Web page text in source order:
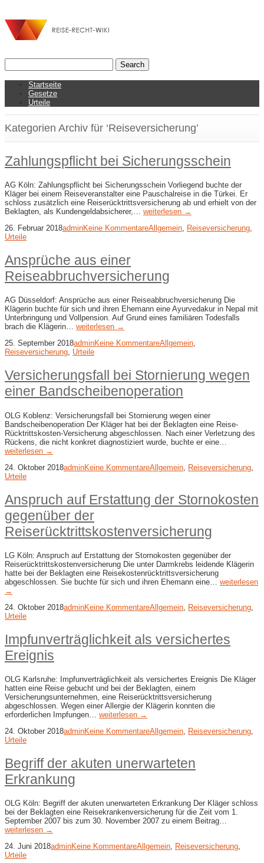
Startseite
Gesetze
Urteile
Kategorien Archiv für ‘Reiseversicherung’
Zahlungspflicht bei Sicherungsschein
AG Köln: Zahlungspflicht bei Sicherungsschein Vorliegend buchte der
Kläger bei einem Reiseveranstalter eine Pauschalreise in die Türkei. Er
schloss zusätzlich eine Reiserücktrittsversicherung ab und erhielt von der
Beklagten, als Kundengeldabsicherer,… weiterlesen →
26. Februar 2018adminKeine KommentareAllgemein, Reiseversicherung,
Urteile
Ansprüche aus einer
Reiseabbruchversicherung
AG Düsseldorf: Ansprüche aus einer Reiseabbruchversicherung Die
Klägerin buchte für sich und ihren Ehemann eine Ayurvedakur in Nepal mit
Unterbringung und Vollpension. Auf Grund eines familiären Todesfalls
brach die Klägerin… weiterlesen →
25. September 2018adminKeine KommentareAllgemein,
Reiseversicherung, Urteile
Versicherungsfall bei Stornierung wegen
einer Bandscheibenoperation
OLG Koblenz: Versicherungsfall bei Stornierung wegen einer
Bandscheibenoperation Der Kläger hat bei der Beklagten eine Reise-
Rücktrittskosten-Versicherung abgeschlossen. Nach einer Verletzung des
Rückens, die nicht konkret diagnostiziert wurde, buchte er eine…
weiterlesen →
24. Oktober 2018adminKeine KommentareAllgemein Reiseversicherung
Urteile
Anspruch auf Erstattung der Stornokosten
gegenüber der
Reiserücktrittskostenversicherung
LG Köln: Anspruch auf Erstattung der Stornokosten gegenüber der
Reiserücktrittskostenversicherung Die unter Darmkrebs leidende Klägerin
hatte bei der Beklagten eine Reisekostenrücktrittsversicherung
abgeschlossen. Sie buchte für sich und ihren Ehemann eine… weiterlesen
→
24. Oktober 2018adminKeine KommentareAllgemein Reiseversicherung
Urteile
Impfunverträglichkeit als versichertes
Ereignis
OLG Karlsruhe: Impfunverträglichkeit als versichertes Ereignis Die Kläger
hatten eine Reise gebucht und bei der Beklagten, einem
Versicherungsunternehmen, eine Reiserücktrittsversicherung
abgeschlossen. Wegen einer Allergie der Klägerin konnten die
erforderlichen Impfungen… weiterlesen →
24. Oktober 2018adminKeine KommentareAllgemein Reiseversicherung
Urteile
Begriff der akuten unerwarteten
Erkrankung
OLG Köln: Begriff der akuten unerwarteten Erkrankung Der Kläger schloss
bei der Beklagten eine Reisekrankenversicherung für die Zeit vom 1.
September 2007 bis zum 30. November 2007 zu einem Beitrag…
weiterlesen →
24. Juni 2018adminKeine KommentareAllgemein, Reiseversicherung,
Urteile